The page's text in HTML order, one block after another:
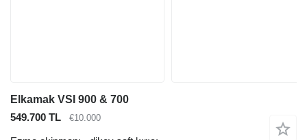
Elkamak VSI 900 & 700
549.700 TL
€10.000